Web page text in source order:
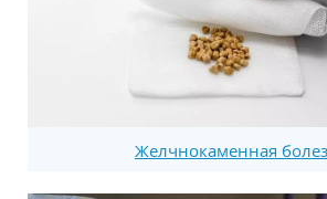
Желчнокаменная